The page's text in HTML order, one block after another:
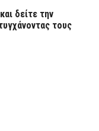
δείτε την
τους